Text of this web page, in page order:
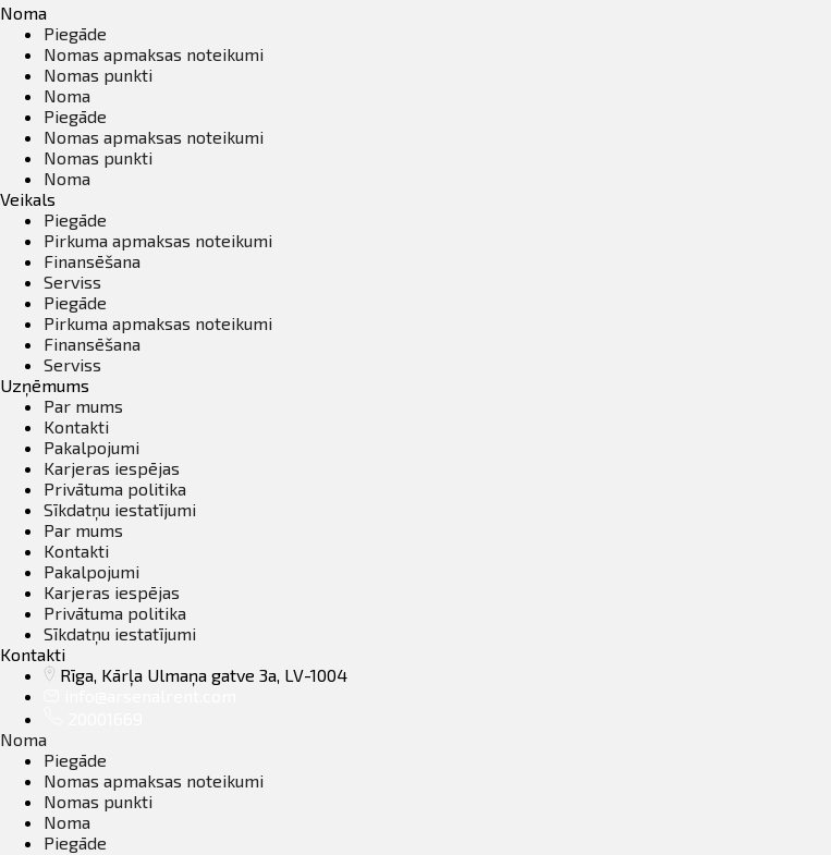
Noma
Piegāde
Nomas apmaksas noteikumi
Nomas punkti
Noma
Piegāde
Nomas apmaksas noteikumi
Nomas punkti
Noma
Veikals
Piegāde
Pirkuma apmaksas noteikumi
Finansēšana
Serviss
Piegāde
Pirkuma apmaksas noteikumi
Finansēšana
Serviss
Uzņēmums
Par mums
Kontakti
Pakalpojumi
Karjeras iespējas
Privātuma politika
Sīkdatņu iestatījumi
Par mums
Kontakti
Pakalpojumi
Karjeras iespējas
Privātuma politika
Sīkdatņu iestatījumi
Kontakti
Rīga, Kārļa Ulmaņa gatve 3a, LV-1004
Noma
Piegāde
Nomas apmaksas noteikumi
Nomas punkti
Noma
Piegāde